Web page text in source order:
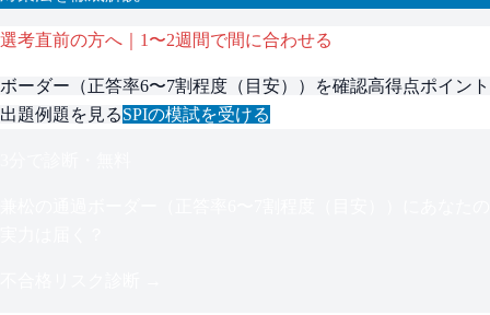
選考直前の方へ｜1〜2週間で間に合わせる
ボーダー（正答率6〜7割程度（目安） ）を確認高得点ポイント
出題例題を見るSPIの模試を受ける